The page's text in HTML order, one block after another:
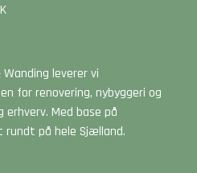
leverer vi
for renovering, nybyggeri og
Med base på
rundt på hele Sjælland.